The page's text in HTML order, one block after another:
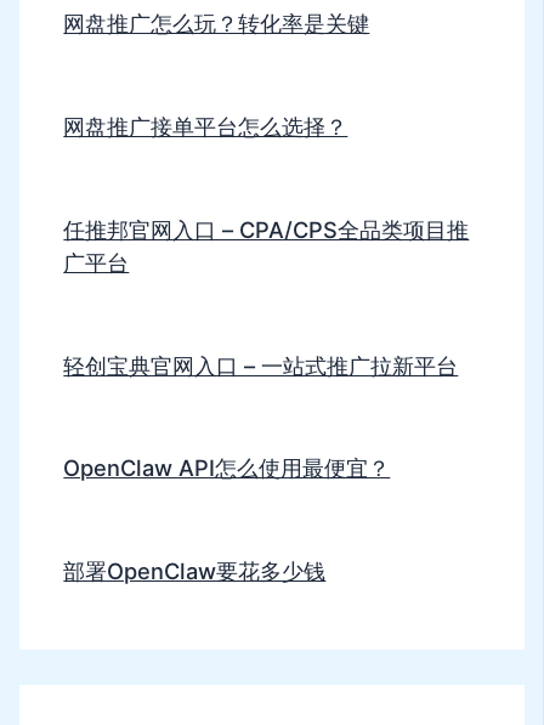
网盘推广怎么玩？转化率是关键
网盘推广接单平台怎么选择？
任推邦官网入口 – CPA/CPS全品类项目推
广平台
轻创宝典官网入口 – 一站式推广拉新平台
OpenClaw API怎么使用最便宜？
部署OpenClaw要花多少钱